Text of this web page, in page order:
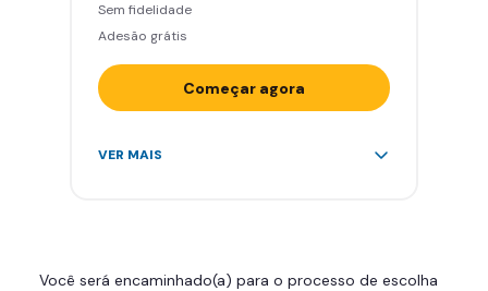
Sem fidelidade
Adesão grátis
Começar agora
Acesso ilimitado a +2.000
Skeelo App (Audiobook)*
VER MAIS
Você será encaminhado(a) para o processo de escolha